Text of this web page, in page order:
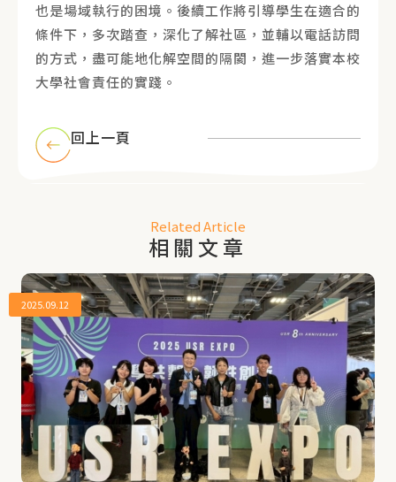
也是場域執行的困境。後續工作將引導學生在適合的
條件下，多次踏查，深化了解社區，並輔以電話訪問
的方式，盡可能地化解空間的隔閡，進一步落實本校
大學社會責任的實踐。
回上一頁
Related Article
相關文章
2025.09.12